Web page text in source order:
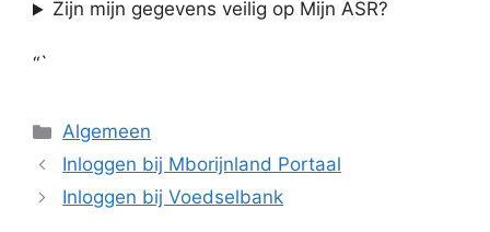
Zijn mijn gegevens veilig op Mijn ASR?
“`
Categorieën
Algemeen
Inloggen bij Mborijnland Portaal
Inloggen bij Voedselbank